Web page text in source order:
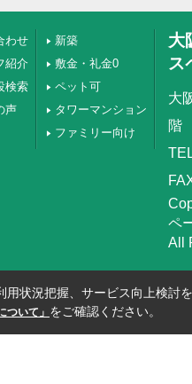
わせ
紹介
検索
声
新築
敷金・礼金0
ペット可
タワーマンション
ファミリー向け
大
ス
大
階
ペ
All
用状況把握、サービス向上検討
ついて」 をご確認ください。